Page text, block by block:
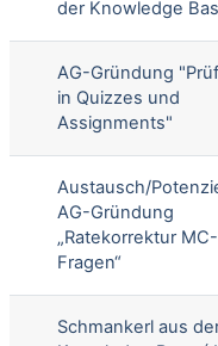
der Knowledge
AG-Gründung
in Quizzes und
Assignments"
Austausch/
AG-Gründung
„Ratekorrektur MC-
Fragen“
Schmankerl aus